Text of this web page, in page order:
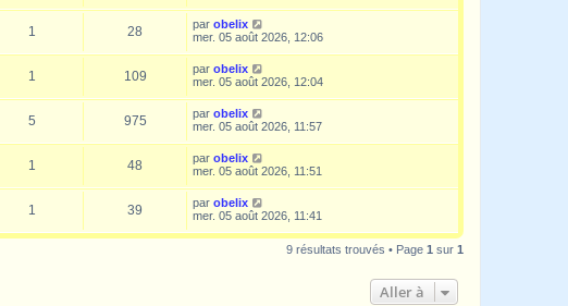
1 28 par obelix
mer. 05 août 2026, 12:06
1 109 par obelix
mer. 05 août 2026, 12:04
5 975 par obelix
mer. 05 août 2026, 11:57
1 48 par obelix
mer. 05 août 2026, 11:51
1 39 par obelix
mer. 05 août 2026, 11:41
9 résultats trouvés • Page 1 sur 1
Aller à